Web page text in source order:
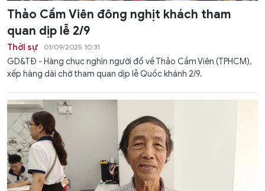
Thảo Cầm Viên đông nghịt khách tham
quan dịp lễ 2/9
Thời sự 01/09/2025 10:31
GD&TĐ - Hàng chục nghìn người đổ về Thảo Cầm Viên (TPHCM),
xếp hàng dài chờ tham quan dịp lễ Quốc khánh 2/9.